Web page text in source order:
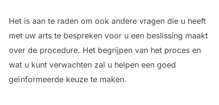
Het is aan te raden om ook andere vragen die u heeft
met uw arts te bespreken voor u een beslissing maakt
over de procedure. Het begrijpen van het proces en
wat u kunt verwachten zal u helpen een goed
geïnformeerde keuze te maken.